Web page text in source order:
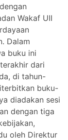
Wakaf UII
Dalam
buku ini
dari
di tahun-
buku-
diadakan sesi
dengan tiga
oleh Direktur